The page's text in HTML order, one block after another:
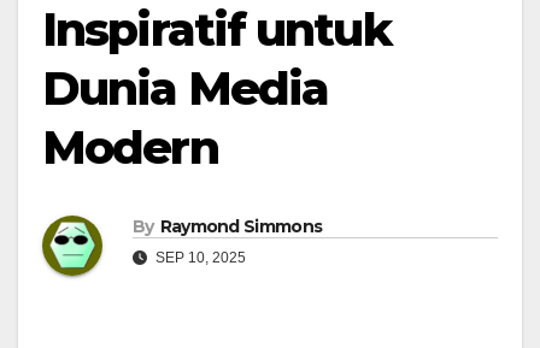
Inspiratif untuk
Dunia Media
Modern
By Raymond Simmons
SEP 10, 2025